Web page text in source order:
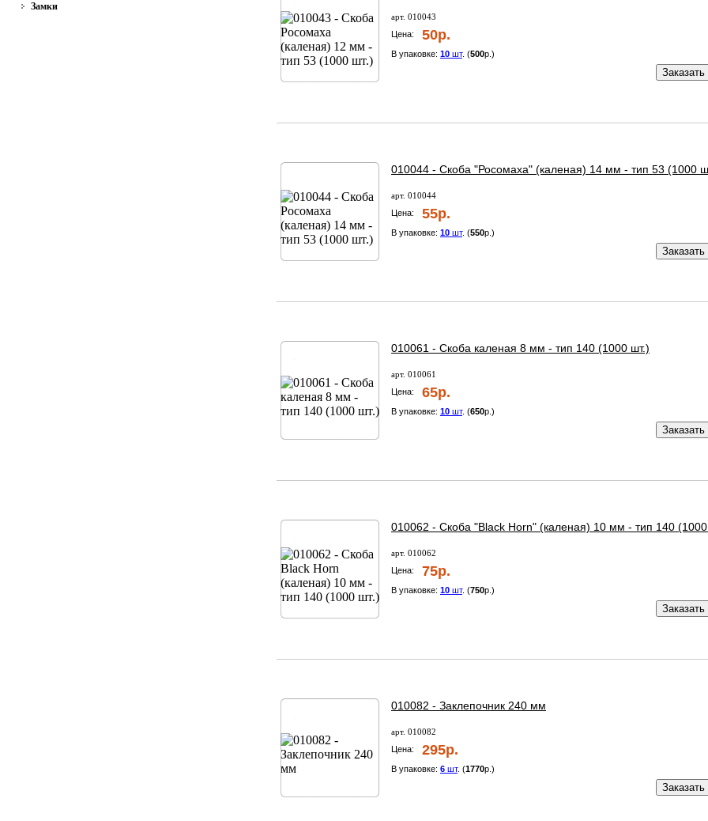
Замки
арт. 010043
Цена:
50р.
В упаковке: 10 шт. (500р.)
Заказать
010044 - Скоба "Росомаха" (каленая) 14 мм - тип 53 (1000
арт. 010044
Цена:
55р.
В упаковке: 10 шт. (550р.)
Заказать
010061 - Скоба каленая 8 мм - тип 140 (1000 шт.)
арт. 010061
Цена:
65р.
В упаковке: 10 шт. (650р.)
Заказать
010062 - Скоба "Black Horn" (каленая) 10 мм - тип 140
арт. 010062
Цена:
75р.
В упаковке: 10 шт. (750р.)
Заказать
010082 - Заклепочник 240 мм
арт. 010082
Цена:
295р.
В упаковке: 6 шт. (1770р.)
Заказать